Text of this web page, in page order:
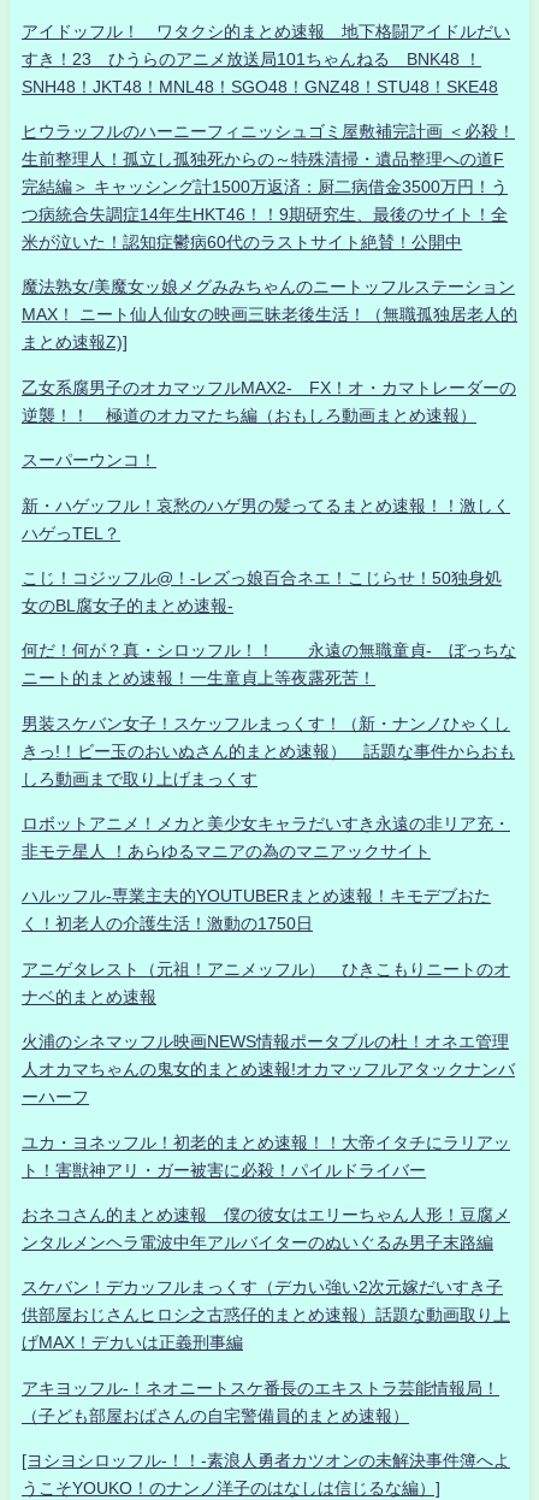
アイドッフル！ ワタクシ的まとめ速報 地下格闘アイドルだい
すき！23 ひうらのアニメ放送局101ちゃんねる BNK48 ！
SNH48！JKT48！MNL48！SGO48！GNZ48！STU48！SKE48
ヒウラッフルのハーニーフィニッシュゴミ屋敷補完計画 ＜必殺！
生前整理人！孤立し孤独死からの～特殊清掃・遺品整理への道F
完結編＞ キャッシング計1500万返済：厨二病借金3500万円！う
つ病統合失調症14年生HKT46！！9期研究生、最後のサイト！全
米が泣いた！認知症鬱病60代のラストサイト絶賛！公開中
魔法熟女/美魔女ッ娘メグみみちゃんのニートッフルステーション
MAX！ ニート仙人仙女の映画三昧老後生活！（無職孤独居老人的
まとめ速報Z)]
乙女系腐男子のオカマッフルMAX2- FX！オ・カマトレーダーの
逆襲！！ 極道のオカマたち編（おもしろ動画まとめ速報）
スーパーウンコ！
新・ハゲッフル！哀愁のハゲ男の髪ってるまとめ速報！！激しく
ハゲっTEL？
こじ！コジッフル@！-レズっ娘百合ネエ！こじらせ！50独身処
女のBL腐女子的まとめ速報-
何だ！何が？真・シロッフル！！ 永遠の無職童貞- ぼっちな
ニート的まとめ速報！一生童貞上等夜露死苦！
男装スケバン女子！スケッフルまっくす！（新・ナンノひゃくし
きっ!！ビー玉のおいぬさん的まとめ速報） 話題な事件からおも
しろ動画まで取り上げまっくす
ロボットアニメ！メカと美少女キャラだいすき永遠の非リア充・
非モテ星人 ！あらゆるマニアの為のマニアックサイト
ハルッフル-専業主夫的YOUTUBERまとめ速報！キモデブおた
く！初老人の介護生活！激動の1750日
アニゲタレスト（元祖！アニメッフル） ひきこもりニートのオ
ナベ的まとめ速報
火浦のシネマッフル映画NEWS情報ポータブルの杜！オネエ管理
人オカマちゃんの鬼女的まとめ速報!オカマッフルアタックナンバ
ーハーフ
ユカ・ヨネッフル！初老的まとめ速報！！大帝イタチにラリアッ
ト！害獣神アリ・ガー被害に必殺！パイルドライバー
おネコさん的まとめ速報 僕の彼女はエリーちゃん人形！豆腐メ
ンタルメンヘラ電波中年アルバイターのぬいぐるみ男子末路編
スケバン！デカッフルまっくす（デカい強い2次元嫁だいすき子
供部屋おじさんヒロシ之古惑仔的まとめ速報）話題な動画取り上
げMAX！デカいは正義刑事編
アキヨッフル-！ネオニートスケ番長のエキストラ芸能情報局！
（子ども部屋おばさんの自宅警備員的まとめ速報）
[ヨシヨシロッフル-！！-素浪人勇者カツオンの未解決事件簿へよ
うこそYOUKO！のナンノ洋子のはなしは信じるな編）]